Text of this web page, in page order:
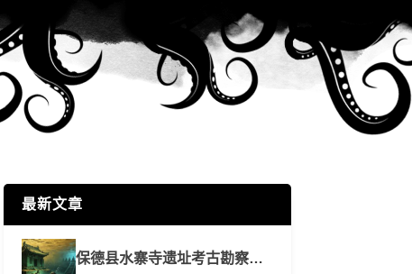
最新文章
保德县水寨寺遗址考古勘察工作报告